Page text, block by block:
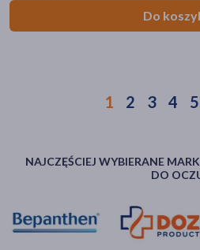
Do
1 2 3 4 5
NAJCZĘŚCIEJ WYBIERANE
DO